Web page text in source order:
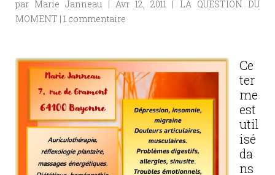
par Marie Janneau | Avr 12, 2011 | LA QUESTION DU
MOMENT | 1 commentaire
Ce
ter
me
est
util
isé
da
ns